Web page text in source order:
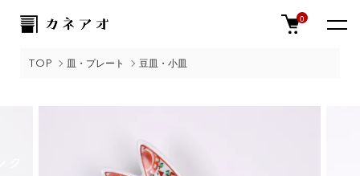
0
TOP 皿・プレート 豆皿・小皿